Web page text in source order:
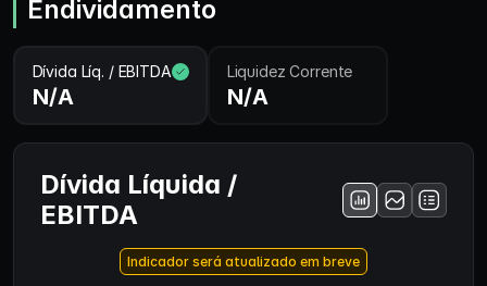
Endividamento
Dívida Líq. / EBITDA
N/A
Liquidez Corrente
N/A
Dívida Líquida /
EBITDA
Indicador será atualizado em breve